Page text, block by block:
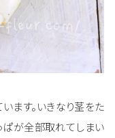
ます。いきなり茎をた
ぱが全部取れてしまい